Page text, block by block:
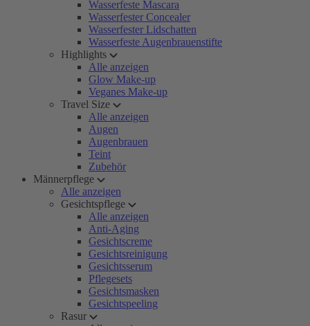
Wasserfeste Mascara
Wasserfester Concealer
Wasserfester Lidschatten
Wasserfeste Augenbrauenstifte
Highlights
Alle anzeigen
Glow Make-up
Veganes Make-up
Travel Size
Alle anzeigen
Augen
Augenbrauen
Teint
Zubehör
Männerpflege
Alle anzeigen
Gesichtspflege
Alle anzeigen
Anti-Aging
Gesichtscreme
Gesichtsreinigung
Gesichtsserum
Pflegesets
Gesichtsmasken
Gesichtspeeling
Rasur